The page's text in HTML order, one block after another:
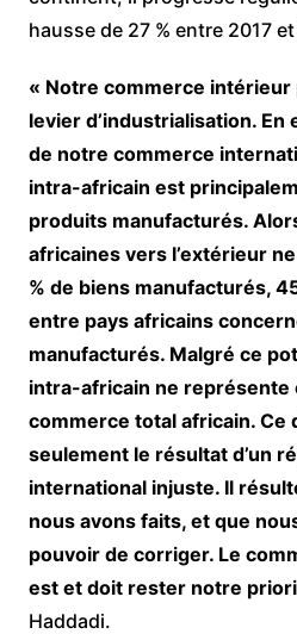
hausse de 27 % entre 2017
« Notre commerce
levier d’industrialisation. En
de notre commerce
intra-africain est
produits manufacturés.
africaines vers l’extérieur
% de biens manufacturés,
entre pays africains
manufacturés. Malgré ce
intra-africain ne représente
commerce total africain. Ce
seulement le résultat d’un
international injuste. Il
nous avons faits, et que
pouvoir de corriger. Le
est et doit rester notre
Haddadi.